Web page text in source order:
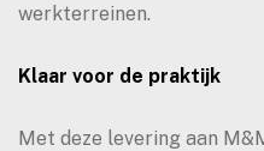
werkterreinen.
Klaar voor de praktijk
Met deze levering aan